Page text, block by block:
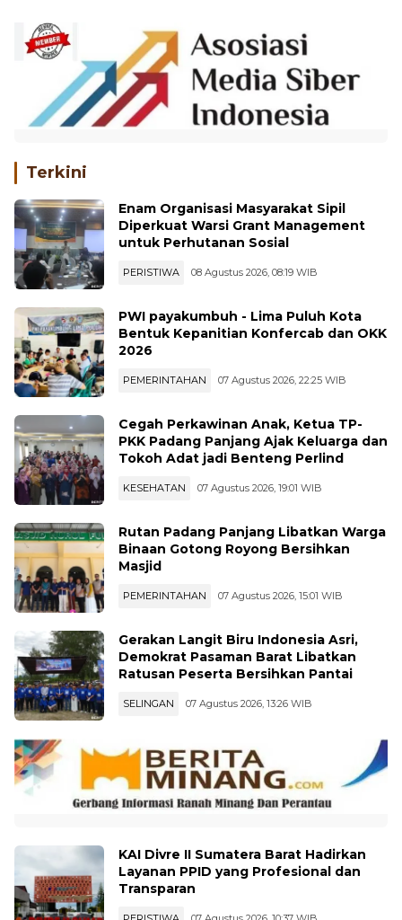
di Pasbar
Terkini
Enam Organisasi Masyarakat Sipil
Diperkuat Warsi Grant Management
untuk Perhutanan Sosial
PERISTIWA 08 Agustus 2026, 08:19 WIB
PWI payakumbuh - Lima Puluh Kota
Bentuk Kepanitian Konfercab dan OKK
2026
PEMERINTAHAN 07 Agustus 2026, 22:25 WIB
Cegah Perkawinan Anak, Ketua TP-
PKK Padang Panjang Ajak Keluarga dan
Tokoh Adat jadi Benteng Perlind
KESEHATAN 07 Agustus 2026, 19:01 WIB
Rutan Padang Panjang Libatkan Warga
Binaan Gotong Royong Bersihkan
Masjid
PEMERINTAHAN 07 Agustus 2026, 15:01 WIB
Gerakan Langit Biru Indonesia Asri,
Demokrat Pasaman Barat Libatkan
Ratusan Peserta Bersihkan Pantai
SELINGAN 07 Agustus 2026, 13:26 WIB
KAI Divre II Sumatera Barat Hadirkan
Layanan PPID yang Profesional dan
Transparan